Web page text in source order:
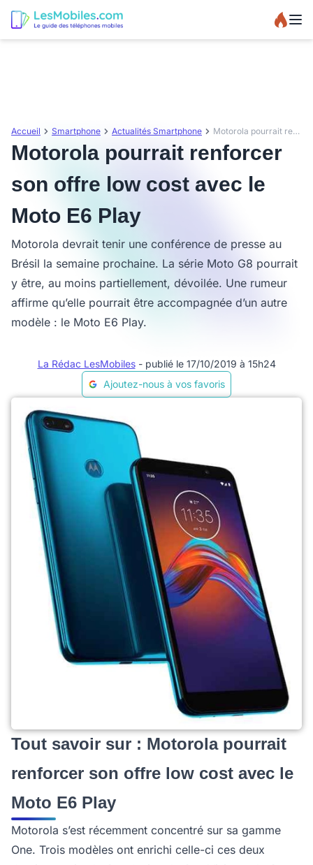
Accueil Smartphone Actualités Smartphone Motorola pourrait renforcer son offre low cost avec le Moto E6 Play
Motorola pourrait renforcer
son offre low cost avec le
Moto E6 Play
Motorola devrait tenir une conférence de presse au
Brésil la semaine prochaine. La série Moto G8 pourrait
y être, au moins partiellement, dévoilée. Une rumeur
affirme qu’elle pourrait être accompagnée d’un autre
modèle : le Moto E6 Play.
La Rédac LesMobiles - publié le 17/10/2019 à 15h24
Ajoutez-nous à vos favoris
Tout savoir sur : Motorola pourrait
renforcer son offre low cost avec le
Moto E6 Play
Motorola s’est récemment concentré sur sa gamme
One. Trois modèles ont enrichi celle-ci ces deux